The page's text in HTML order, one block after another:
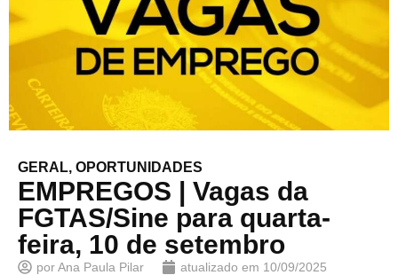
GERAL, OPORTUNIDADES
EMPREGOS | Vagas da
FGTAS/Sine para quarta-
feira, 10 de setembro
porAna Paula Pilar atualizado em 10/09/2025